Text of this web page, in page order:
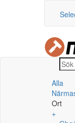
Alla
Ort
+